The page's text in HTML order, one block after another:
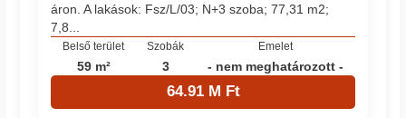
áron. A lakások: Fsz/L/03; N+3 szoba; 77,31 m2;
7,8...
Belső terület
59 m²
Szobák
3
Emelet
- nem meghatározott -
64.91 M Ft